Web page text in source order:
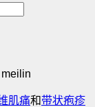
肌痛和带状疱疹